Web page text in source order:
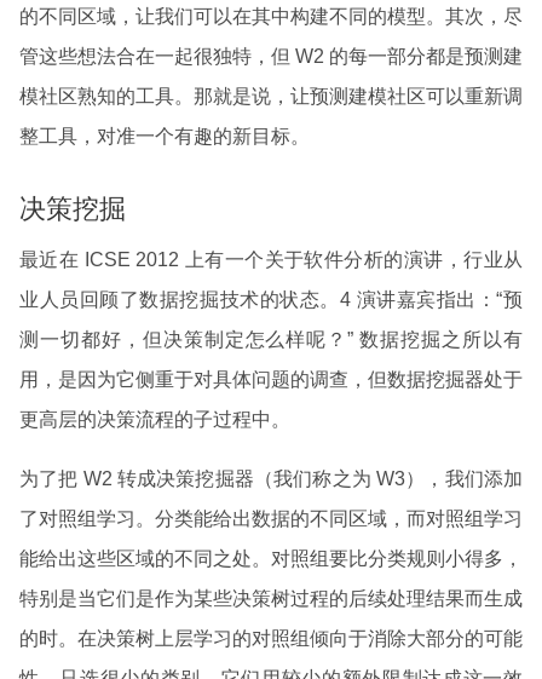
的不同区域，让我们可以在其中构建不同的模型。其次，尽
管这些想法合在一起很独特，但 W2 的每一部分都是预测建
模社区熟知的工具。那就是说，让预测建模社区可以重新调
整工具，对准一个有趣的新目标。
决策挖掘
最近在 ICSE 2012 上有一个关于软件分析的演讲，行业从
业人员回顾了数据挖掘技术的状态。4 演讲嘉宾指出：“预
测一切都好，但决策制定怎么样呢？” 数据挖掘之所以有
用，是因为它侧重于对具体问题的调查，但数据挖掘器处于
更高层的决策流程的子过程中。
为了把 W2 转成决策挖掘器（我们称之为 W3），我们添加
了对照组学习。分类能给出数据的不同区域，而对照组学习
能给出这些区域的不同之处。对照组要比分类规则小得多，
特别是当它们是作为某些决策树过程的后续处理结果而生成
的时。在决策树上层学习的对照组倾向于消除大部分的可能